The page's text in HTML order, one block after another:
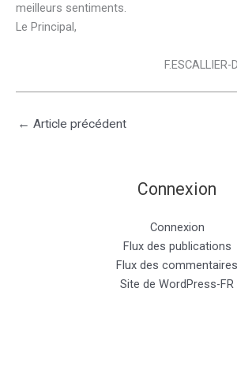
meilleurs sentiments.
Le
F.ESCALLIER-
← Article précédent
Connexion
Connexion
Flux des publications
Flux des commentaires
Site de WordPress-FR